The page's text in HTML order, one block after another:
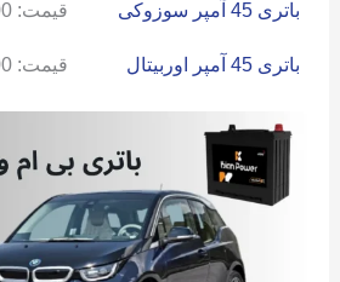
باتری 45 آمپر سوزوکی قیمت:
باتری 45 آمپر اوربیتال قیمت: